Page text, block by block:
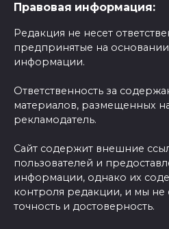
Правовая информация:
Редакция не несет
предпринятые на
информации.
Ответственность за
материалов, размещенных
рекламодатель.
Сайт содержит внешние
пользователей и
информации, однако их
контроля редакции, и мы не
точность и достоверность.